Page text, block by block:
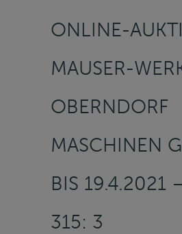
ONLINE-
MAUSER-
OBERNDORF
MASCHINEN
BIS 19.4.2021
315: 3